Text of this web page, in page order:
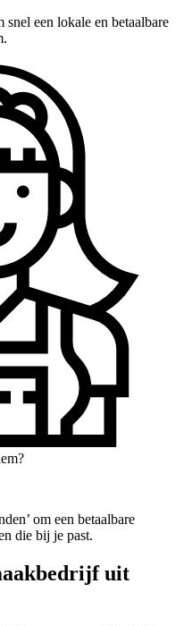
snel een lokale en betaalbare
om een betaalbare
die bij je past.
uit